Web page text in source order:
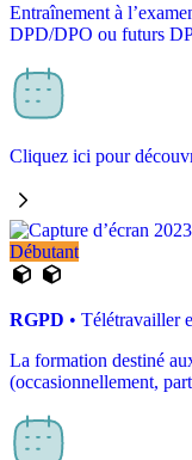
Entraînement à
DPD/DPO ou futurs
Cliquez ici pour
Débutant
RGPD • Télétravailler
La formation destiné
(occasionnellement,